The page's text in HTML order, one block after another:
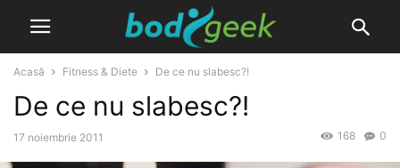
Acasă Fitness & Diete De ce nu slabesc?!
De ce nu slabesc?!
17 noiembrie 2011 0
168